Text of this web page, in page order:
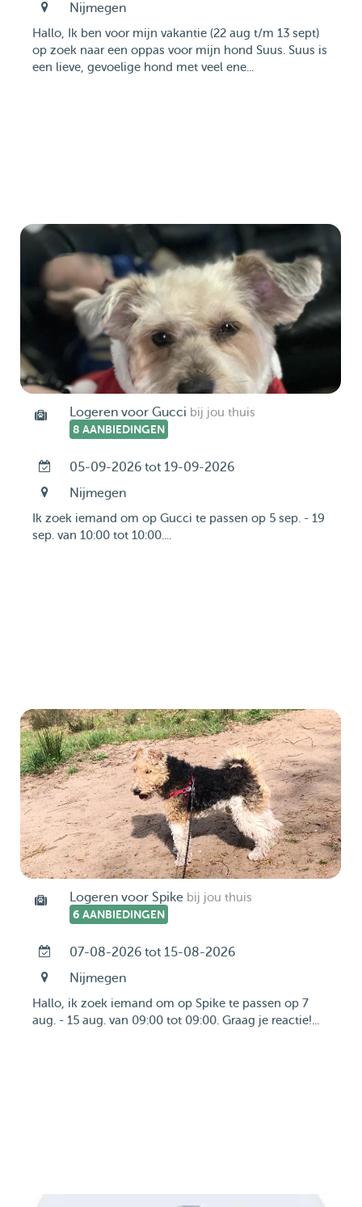
Nijmegen
Hallo, Ik ben voor mijn vakantie (22 aug t/m 13 sept)
op zoek naar een oppas voor mijn hond Suus. Suus is
een lieve, gevoelige hond met veel ene...
Logeren voor Gucci bij jou thuis
8 AANBIEDINGEN
05-09-2026 tot 19-09-2026
Nijmegen
Ik zoek iemand om op Gucci te passen op 5 sep. - 19
sep. van 10:00 tot 10:00....
Logeren voor Spike bij jou thuis
6 AANBIEDINGEN
07-08-2026 tot 15-08-2026
Nijmegen
Hallo, ik zoek iemand om op Spike te passen op 7
aug. - 15 aug. van 09:00 tot 09:00. Graag je reactie!...